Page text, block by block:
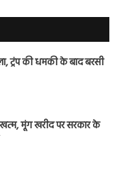
ट्रंप की धमकी के बाद बरसी
खत्म, मूंग खरीद पर सरकार के